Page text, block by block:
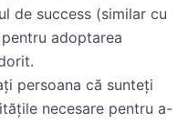
de success (similar cu
adoptarea
persoana că sunteți
necesare pentru a-